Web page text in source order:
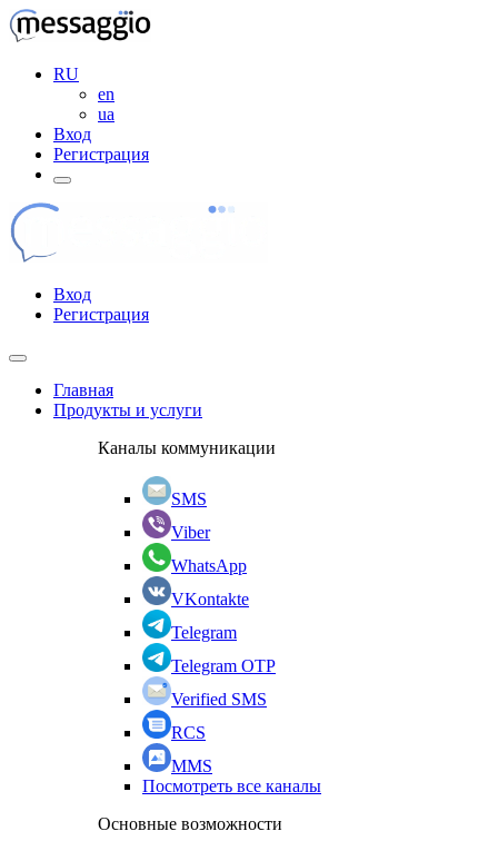
RU
en
ua
Вход
Регистрация
Вход
Регистрация
Главная
Продукты и услуги
Каналы коммуникации
SMS
Viber
WhatsApp
VKontakte
Telegram
Telegram OTP
Verified SMS
RCS
MMS
Посмотреть все каналы
Основные возможности